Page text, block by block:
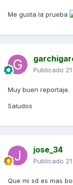
Me gusta la prueba
Publicado
Muy buen reportaje.
Saludos
jose_34
Publicado
Que mi sd es mas